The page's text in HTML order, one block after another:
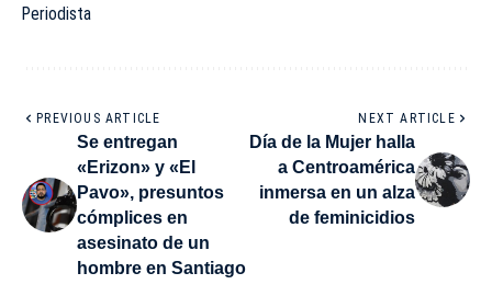
Periodista
PREVIOUS ARTICLE
Se entregan
«Erizon» y «El
Pavo», presuntos
cómplices en
asesinato de un
hombre en Santiago
NEXT ARTICLE
Día de la Mujer halla
a Centroamérica
inmersa en un alza
de feminicidios